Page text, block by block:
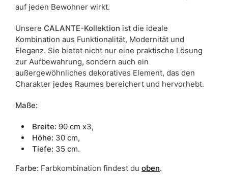
auf jeden Bewohner wirkt.
Unsere CALANTE-Kollektion ist die ideale
Kombination aus Funktionalität, Modernität und
Eleganz. Sie bietet nicht nur eine praktische Lösung
zur Aufbewahrung, sondern auch ein
außergewöhnliches dekoratives Element, das den
Charakter jedes Raumes bereichert und hervorhebt.
Maße:
Breite: 90 cm x3,
Höhe: 30 cm,
Tiefe: 35 cm.
Farbe: Farbkombination findest du oben.